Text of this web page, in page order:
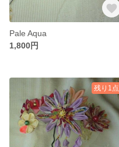
Pale Aqua
1,800円
残り1点